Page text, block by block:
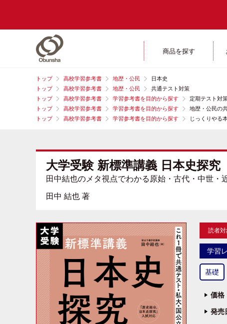
商品を探す
トップ 高校学習参考書 地歴・公民
日本史
トップ
高校学習参考書 地歴・公民
共通テスト対策
トップ
高校学習参考書 学習参考書を目的から探す
定期テスト対
トップ
高校学習参考書 学習参考書を目的から探す
地歴・公民の
トップ
高校学習参考書 学習参考書を目的から探す じっくりやる
大学受験 新標準講義 日本史探究
田中結也のメタ視点でわかる原始・古代・中世・
田中 結也 著
読者対
学習
基礎
価格
発売